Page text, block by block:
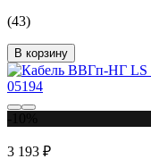
(43)
В корзину
3 193 ₽